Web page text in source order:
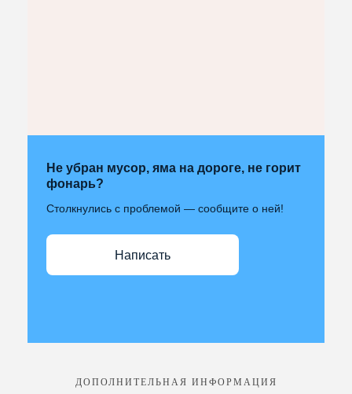
Не убран мусор, яма на дороге, не горит
фонарь?
Столкнулись с проблемой — сообщите о ней!
Написать
ДОПОЛНИТЕЛЬНАЯ ИНФОРМАЦИЯ